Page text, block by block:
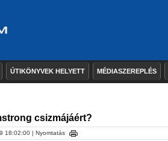
ÚTIKÖNYVEK HELYETT MÉDIASZEREPLÉS
csizmájáért?
18:02:00 | Nyomtatás